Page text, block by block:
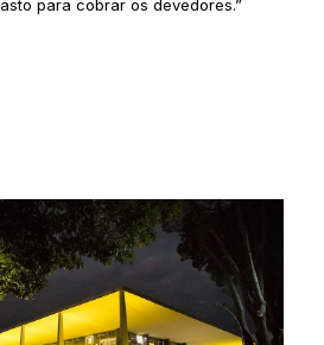
para cobrar os devedores.”